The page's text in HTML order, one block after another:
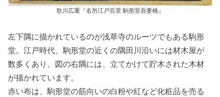
歌川広重『名所江戸百景 駒形堂吾妻橋』
左下隅に描かれているのが浅草寺のルーツでもある駒形
堂。江戸時代、駒形堂の近くの隅田川沿いには材木屋が
数多くあり、図の右隅には、立てかけて貯木された木材
が描かれています。
赤い布は、駒形堂の筋向いの白粉や紅など化粧品を売る